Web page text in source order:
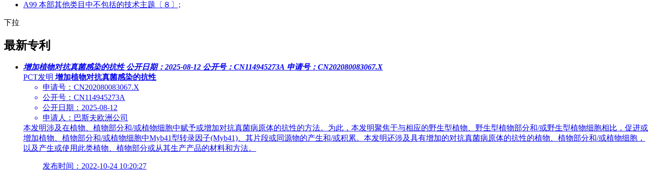
A99 本部其他类目中不包括的技术主题〔８〕;
下拉
最新专利
增加植物对抗真菌感染的抗性 公开日期：2025-08-12 公开号：CN114945273A 申请号：CN202080083067.X
PCT发明 增加植物对抗真菌感染的抗性
申请号：CN202080083067.X
公开号：CN114945273A
公开日期：2025-08-12
申请人：巴斯夫欧洲公司
本发明涉及在植物、植物部分和/或植物细胞中赋予或增加对抗真菌病原体的抗性的方法。为此，本发明聚焦于与相应的野生型植物、野生型植物部分和/或野生型植物细胞相比，促进或
增加植物、植物部分和/或植物细胞中Myb41型转录因子(Myb41)、其片段或同源物的产生和/或积累。本发明还涉及具有增加的对抗真菌病原体的抗性的植物、植物部分和/或植物细胞，
以及产生或使用此类植物、植物部分或从其生产产品的材料和方法。
发布时间：2022-10-24 10:20:27